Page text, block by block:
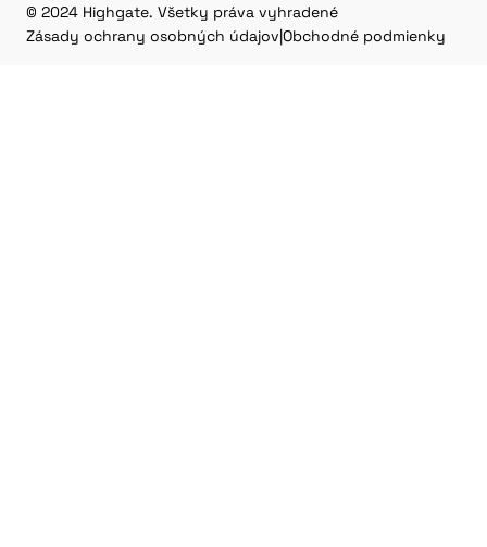
© 2024 Highgate. Všetky práva vyhradené
Zásady ochrany osobných údajov|Obchodné podmienky